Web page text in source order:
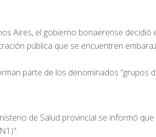
Aires, el gobierno bonaerense decidió
pública que se encuentren
parte de los denominados “grupos
de Salud provincial se informó